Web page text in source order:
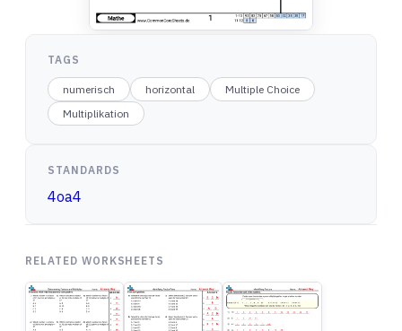
TAGS
numerisch horizontal
Multiple Choice
Multiplikation
STANDARDS
4oa4
RELATED WORKSHEETS